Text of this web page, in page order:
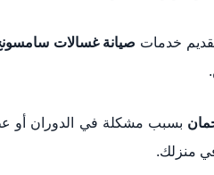
صيانة غسالات
بسبب مشكلة في الدوران أو
في منزلك.